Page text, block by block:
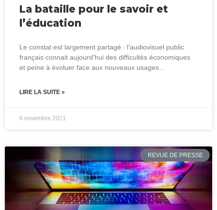
La bataille pour le savoir et
l’éducation
Le constat est largement partagé : l’audiovisuel public
français connait aujourd’hui des difficultés économiques
et peine à évoluer face aux nouveaux usages…
LIRE LA SUITE »
6 novembre 2021
REVUE DE PRESSE